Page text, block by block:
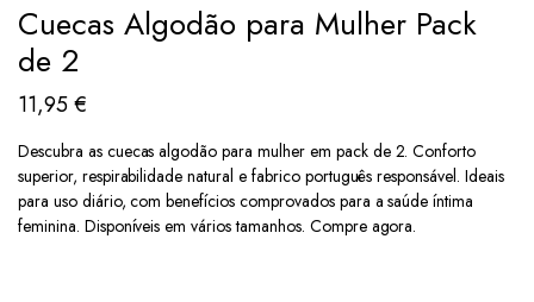
Cuecas Algodão para Mulher Pack
de 2
11,95€
Descubra as cuecas algodão para mulher em pack de 2. Conforto
superior, respirabilidade natural e fabrico português responsável. Ideais
para uso diário, com benefícios comprovados para a saúde íntima
feminina. Disponíveis em vários tamanhos. Compre agora.